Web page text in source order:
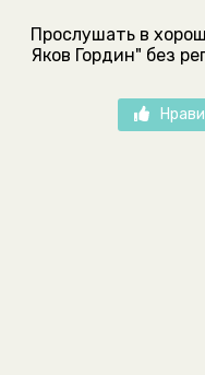
Прослушать в
Яков Гордин" без